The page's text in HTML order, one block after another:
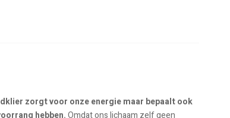
zorgt voor onze energie maar bepaalt ook
hebben.Omdat ons lichaam zelf geen